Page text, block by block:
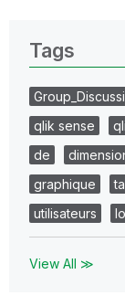
Tags
qlik sense
de
graphique
utilisateurs
View All ≫